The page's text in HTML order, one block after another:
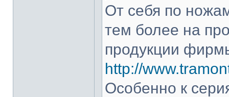
От себя по
тем более на
продукции
http://
Особенно к